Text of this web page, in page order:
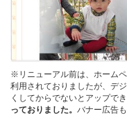
※リニューアル前は、ホーム
利用されておりましたが、デ
くしてからでないとアップでき
っておりました。 バナー広告